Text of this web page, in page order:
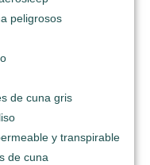
peligrosos
de cuna gris
y transpirable
de cuna